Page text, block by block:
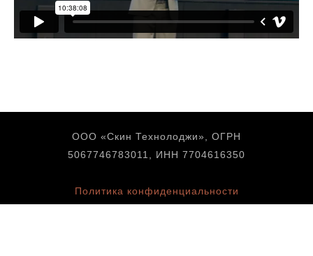
ООО «Скин Технолоджи», ОГРН
5067746783011, ИНН 7704616350
Политика конфиденциальности